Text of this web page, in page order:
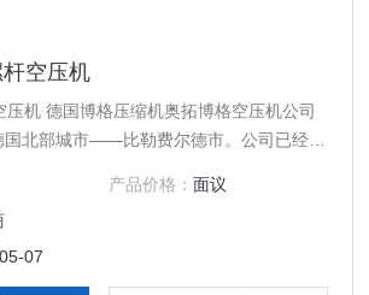
空压机
压机 德国博格压缩机奥拓博格空压机公司
国北部城市——比勒费尔德市。公司已经历
悠久的专业压缩机制造公司。 博格从她
科技为本、客户至上”为公司发展理念，公
的工作作风充分利用欧洲发达的机械制造
业的各种形式压缩机。
产品价格： 面议
07